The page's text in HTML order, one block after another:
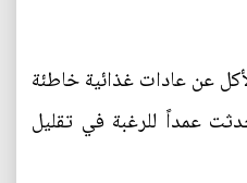
عن عادات غذائية خاطئة
عمداً للرغبة في تقليل